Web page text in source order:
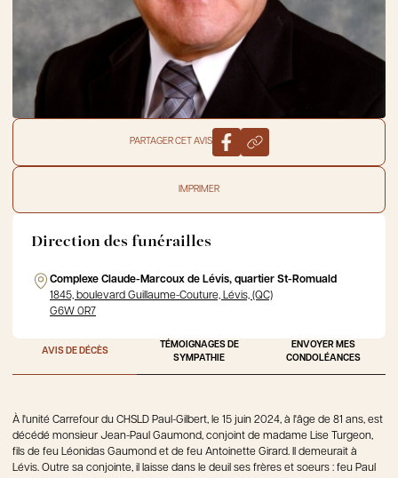
PARTAGER CET AVIS
IMPRIMER
Direction des funérailles
Complexe Claude-Marcoux de Lévis, quartier St-Romuald
1845, boulevard Guillaume-Couture, Lévis, (QC)
G6W 0R7
AVIS DE DÉCÈS
TÉMOIGNAGES DE
SYMPATHIE
ENVOYER MES
CONDOLÉANCES
À l'unité Carrefour du CHSLD Paul-Gilbert, le 15 juin 2024, à l'âge de 81 ans, est
décédé monsieur Jean-Paul Gaumond, conjoint de madame Lise Turgeon,
fils de feu Léonidas Gaumond et de feu Antoinette Girard. Il demeurait à
Lévis. Outre sa conjointe, il laisse dans le deuil ses frères et soeurs : feu Paul